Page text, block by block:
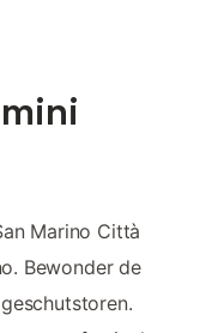
Marino Città
Bewonder de